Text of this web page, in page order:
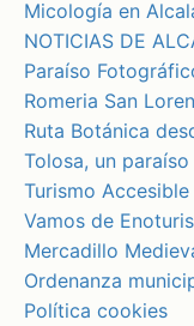
Micología en
NOTICIAS DE
Paraíso
Romeria San
Ruta Botánica
Tolosa, un
Turismo Accesible
Vamos de
Mercadillo
Ordenanza
Política cookies